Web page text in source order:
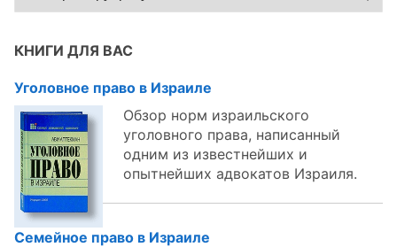
по
КНИГИ ДЛЯ ВАС
Уголовное право в Израиле
Обзор норм израильского
уголовного права, написанный
одним из известнейших и
опытнейших адвокатов Израиля.
Семейное право в Израиле